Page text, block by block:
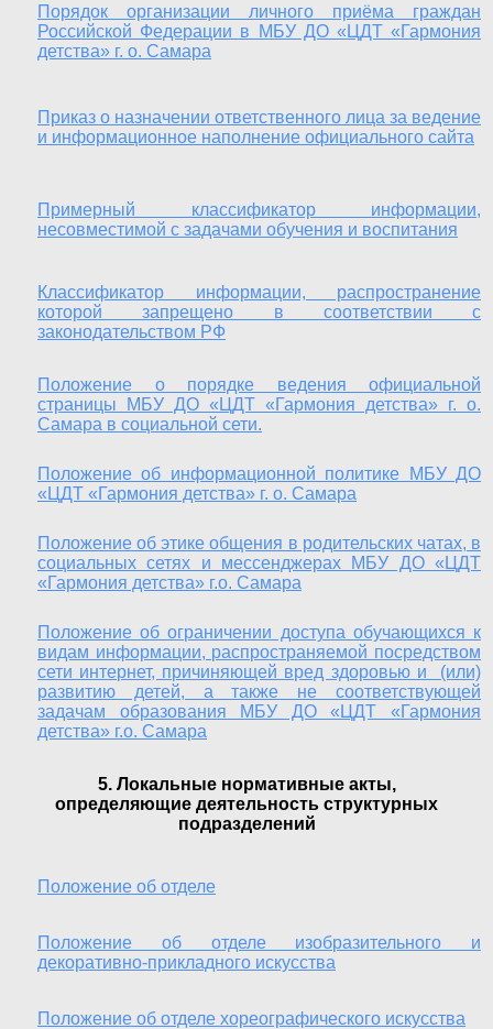
Порядок организации личного приёма граждан
Российской Федерации в МБУ ДО «ЦДТ «Гармония
детства» г. о. Самара
Приказ о назначении ответственного лица за ведение
и информационное наполнение официального сайта
Примерный классификатор информации,
несовместимой с задачами обучения и воспитания
Классификатор информации, распространение
которой запрещено в соответствии с
законодательством РФ
Положение о порядке ведения официальной
страницы МБУ ДО «ЦДТ «Гармония детства» г. о.
Самара в социальной сети.
Положение об информационной политике МБУ ДО
«ЦДТ «Гармония детства» г. о. Самара
Положение об этике общения в родительских чатах, в
социальных сетях и мессенджерах МБУ ДО «ЦДТ
«Гармония детства» г.о. Самара
Положение об ограничении доступа обучающихся к
видам информации, распространяемой посредством
сети интернет, причиняющей вред здоровью и (или)
развитию детей, а также не соответствующей
задачам образования МБУ ДО «ЦДТ «Гармония
детства» г.о. Самара
5. Локальные нормативные акты,
определяющие деятельность структурных
подразделений
Положение об отделе
Положение об отделе изобразительного и
декоративно-прикладного искусства
Положение об отделе хореографического искусства